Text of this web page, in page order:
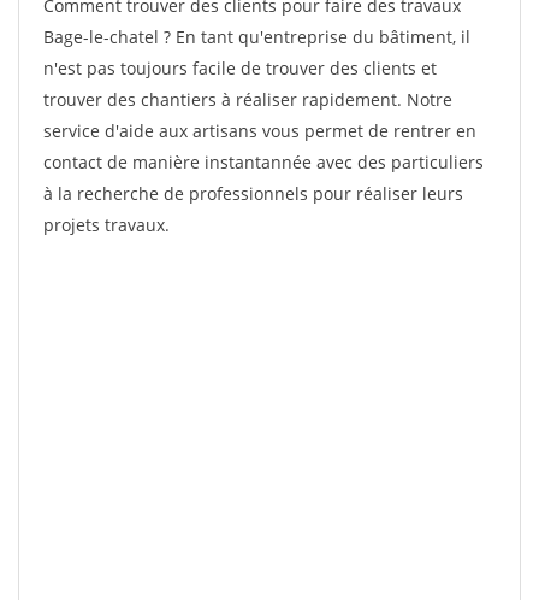
Comment trouver des clients pour faire des travaux
Bage-le-chatel ? En tant qu'entreprise du bâtiment, il
n'est pas toujours facile de trouver des clients et
trouver des chantiers à réaliser rapidement. Notre
service d'aide aux artisans vous permet de rentrer en
contact de manière instantannée avec des particuliers
à la recherche de professionnels pour réaliser leurs
projets travaux.